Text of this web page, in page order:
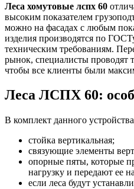
Леса хомутовые лспх 60
высоким показателем
можно на фасадах с любым
изделия производятся по
техническим требованиям.
рынок, специалисты проводят
чтобы все клиенты были
Леса ЛСПХ 60:
В комплект данного
стойка вертикальная;
связующие элементы
опорные пяты, которые
нагрузку и передают ее
если леса будут